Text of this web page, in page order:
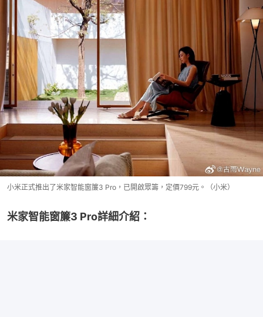
小米正式推出了米家智能窗簾3 Pro，已開啟眾籌，定價799元。（小米）
米家智能窗簾3 Pro詳細介紹：